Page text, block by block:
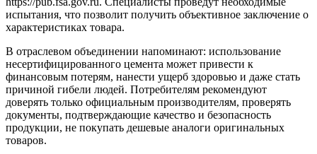
испытания, что позволит получить объективное заключение о
характеристиках товара.
В отраслевом объединении напоминают: использование
несертифицированного цемента может привести к
финансовым потерям, нанести ущерб здоровью и даже стать
причиной гибели людей. Потребителям рекомендуют
доверять только официальным производителям, проверять
документы, подтверждающие качество и безопасность
продукции, не покупать дешевые аналоги оригинальных
товаров.